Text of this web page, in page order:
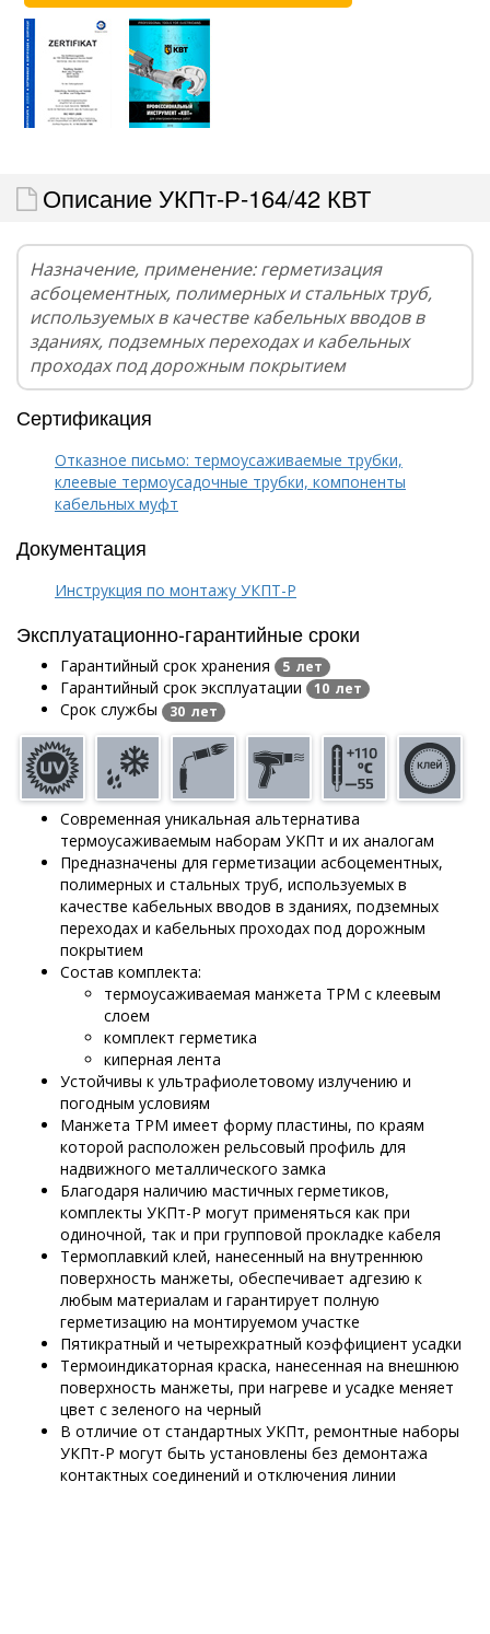
Описание УКПт-Р-164/42 КВТ
Назначение, применение: герметизация
асбоцементных, полимерных и стальных труб,
используемых в качестве кабельных вводов в
зданиях, подземных переходах и кабельных
проходах под дорожным покрытием
Сертификация
Отказное письмо: термоусаживаемые трубки,
клеевые термоусадочные трубки, компоненты
кабельных муфт
Документация
Инструкция по монтажу УКПТ-Р
Эксплуатационно-гарантийные сроки
Гарантийный срок хранения 5 лет
Гарантийный срок эксплуатации 10 лет
Срок службы 30 лет
Современная уникальная альтернатива
термоусаживаемым наборам УКПт и их аналогам
Предназначены для герметизации асбоцементных,
полимерных и стальных труб, используемых в
качестве кабельных вводов в зданиях, подземных
переходах и кабельных проходах под дорожным
покрытием
Состав комплекта:
термоусаживаемая манжета ТРМ с клеевым
слоем
комплект герметика
киперная лента
Устойчивы к ультрафиолетовому излучению и
погодным условиям
Манжета ТРМ имеет форму пластины, по краям
которой расположен рельсовый профиль для
надвижного металлического замка
Благодаря наличию мастичных герметиков,
комплекты УКПт-Р могут применяться как при
одиночной, так и при групповой прокладке кабеля
Термоплавкий клей, нанесенный на внутреннюю
поверхность манжеты, обеспечивает адгезию к
любым материалам и гарантирует полную
герметизацию на монтируемом участке
Пятикратный и четырехкратный коэффициент усадки
Термоиндикаторная краска, нанесенная на внешнюю
поверхность манжеты, при нагреве и усадке меняет
цвет с зеленого на черный
В отличие от стандартных УКПт, ремонтные наборы
УКПт-Р могут быть установлены без демонтажа
контактных соединений и отключения линии